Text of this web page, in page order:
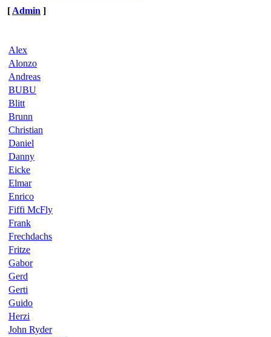
[ Admin ]
Alex
Alonzo
Andreas
BUBU
Blitt
Brunn
Christian
Daniel
Danny
Eicke
Elmar
Enrico
Fiffi McFly
Frank
Frechdachs
Fritze
Gabor
Gerd
Gerti
Guido
Herzi
John Ryder